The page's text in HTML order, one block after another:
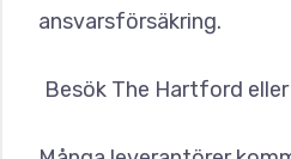
ansvarsförsäkring.
Besök The Hartford